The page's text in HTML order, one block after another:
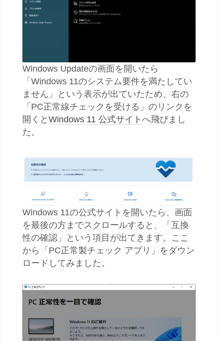
Windows Updateの画面を開いたら
「Windows 11のシステム要件を満たしてい
ません」という表示が出ていたため、右の
「PC正常線チェックを受ける」のリンクを
開くと Windows 11 公式サイト へ飛びまし
た。
Windows 11の公式サイトを開いたら、画面
を最後の方までスクロールすると、「互換
性の確認」という項目が出てきます。ここ
から「PC正常製チェック アプリ」をダウン
ロードしてみました。